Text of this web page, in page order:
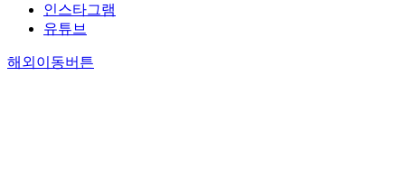
인스타그램
유튜브
해외이동버튼